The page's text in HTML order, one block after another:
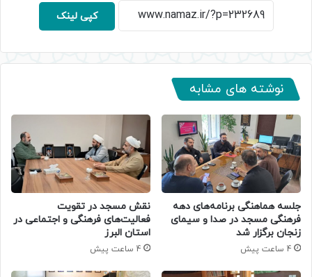
کپی لینک
نوشته های مشابه
جلسه هماهنگی برنامه‌های دهه
فرهنگی مسجد در صدا و سیمای
زنجان برگزار شد
4 ساعت پیش
نقش مسجد در تقویت
فعالیت‌های فرهنگی و اجتماعی در
استان البرز
4 ساعت پیش